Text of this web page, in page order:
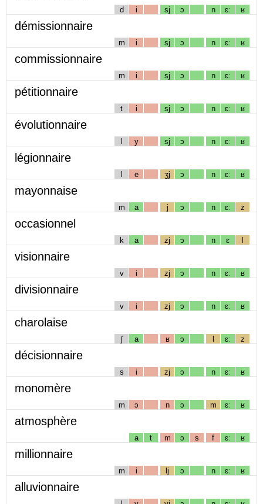
d i sj ɔ n ɛː ʁ
démissionnaire
m i sj ɔ n ɛː ʁ
commissionnaire
m i sj ɔ n ɛː ʁ
pétitionnaire
t i sj ɔ n ɛː ʁ
évolutionnaire
l y sj ɔ n ɛː ʁ
légionnaire
l e ʒj ɔ n ɛː ʁ
mayonnaise
m a j ɔ n ɛː z
occasionnel
k a zj ɔ n ɛ l
visionnaire
v i zj ɔ n ɛː ʁ
divisionnaire
v i zj ɔ n ɛː ʁ
charolaise
ʃ a ʁ ɔ l ɛː z
décisionnaire
s i zj ɔ n ɛː ʁ
monomère
m ɔ n ɔ m ɛː ʁ
atmosphère
a t m ɔ s f ɛː ʁ
millionnaire
m i lj ɔ n ɛː ʁ
alluvionnaire